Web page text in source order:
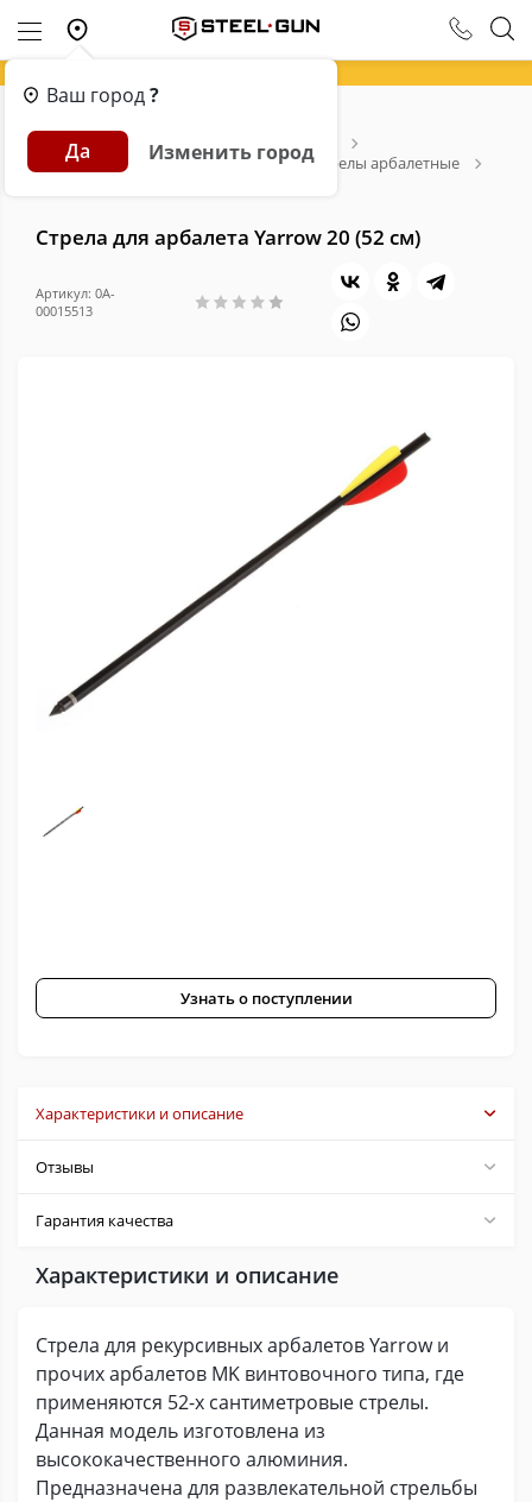
Ваш город?
Да Изменить город
Главная Каталог
Расходники для арбалетов и луков
Стрелы арбалетные
Стрела для арбалета Yarrow 20 (52 см)
Артикул: 0A-
00015513
Узнать о поступлении
Характеристики и описание
Отзывы
Гарантия качества
Характеристики и описание
Стрела для рекурсивных арбалетов Yarrow и
прочих арбалетов MK винтовочного типа, где
применяются 52-х сантиметровые стрелы.
Данная модель изготовлена из
высококачественного алюминия.
Предназначена для развлекательной стрельбы